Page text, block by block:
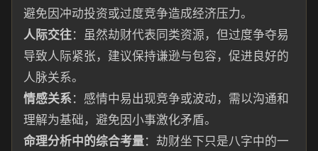
避免因冲动投资或过度竞争造成经济压力。
人际交往：虽然劫财代表同类资源，但过度争夺易
导致人际紧张，建议保持谦逊与包容，促进良好的
人脉关系。
情感关系：感情中易出现竞争或波动，需以沟通和
理解为基础，避免因小事激化矛盾。
命理分析中的综合考量：劫财坐下只是八字中的一